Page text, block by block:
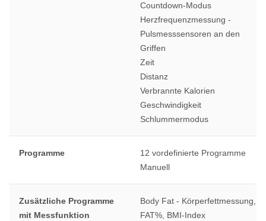
Countdown-Modus
Herzfrequenzmessung -
Pulsmesssensoren an den
Griffen
Zeit
Distanz
Verbrannte Kalorien
Geschwindigkeit
Schlummermodus
Programme
12 vordefinierte Programme
Manuell
Zusätzliche Programme
mit Messfunktion
Body Fat - Körperfettmessung,
FAT%, BMI-Index